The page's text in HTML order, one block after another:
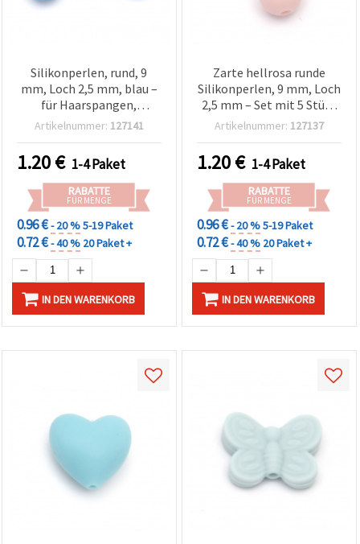
Silikonperlen, rund, 9
mm, Loch 2,5 mm, blau –
für Haarspangen,
Brillenketten &
Artikelnummer: 127141
1.20€ 1-4 Paket
RABATTE
FÜR MENGE
0.96 €- 20 %5-19 Paket
0.72 €- 40 % 20 Paket +
IN DEN WARENKORB
Zarte hellrosa runde
Silikonperlen, 9 mm, Loch
2,5 mm – Set mit 5 Stück
für Schmuckherstellung &
Bastelprojekte
Artikelnummer: 127137
1.20€ 1-4 Paket
RABATTE
FÜR MENGE
0.96 €- 20 %5-19 Paket
0.72 €- 40 % 20 Paket +
IN DEN WARENKORB